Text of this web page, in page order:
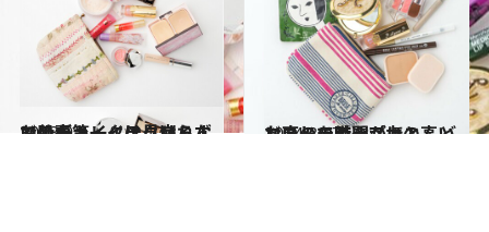
2013.9.2
お仕事メイクは、崩れないのが第一。テクいらずで肌をキレイに見せる！
ビューティ＆ヘルス 2014.3.17
お直しの時間がほとんどないのでキープ力の高いコスメを厳選
ビューティ＆ヘルス